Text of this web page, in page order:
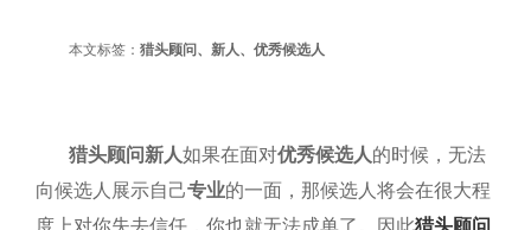
本文标签： 猎头顾问、新人、优秀候选人
猎头顾问新人如果在面对优秀候选人的时候，无法
向候选人展示自己专业的一面，那候选人将会在很大程
度上对你失去信任，你也就无法成单了。因此猎头顾问